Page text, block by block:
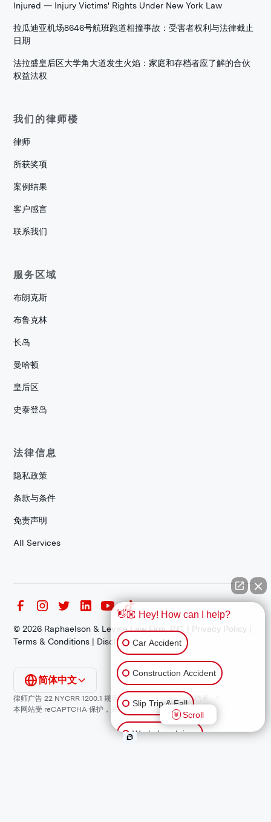
Injured — Injury Victims' Rights Under New York Law
拉瓜迪亚机场8646号航班跑道相撞事故：受害者权利与法律截止
日期
法拉盛皇后区大学角大道发生火焰：家庭和存档者应了解的合伙
权益法权
我们的律师楼
律师
所获奖项
案例结果
客户感言
联系我们
服务区域
布朗克斯
布鲁克林
长岛
曼哈顿
皇后区
史泰登岛
法律信息
隐私政策
条款与条件
免责声明
All Services
©2026 Raphaelson & Levine Law Firm, P.C. | Privacy Policy
Terms & Conditions | Disclaimer
律师广告 22 NYCRR 1200.1 规定：“过往结果不保证类似结果。”
本网站受 reCAPTCHA 保护，并适用谷歌
隐私政策和 。
简体中文
👋🏼 Hey! How can I help?
Car Accident
Construction Accident
Slip Trip & Fall
Workplace Injury
Scroll